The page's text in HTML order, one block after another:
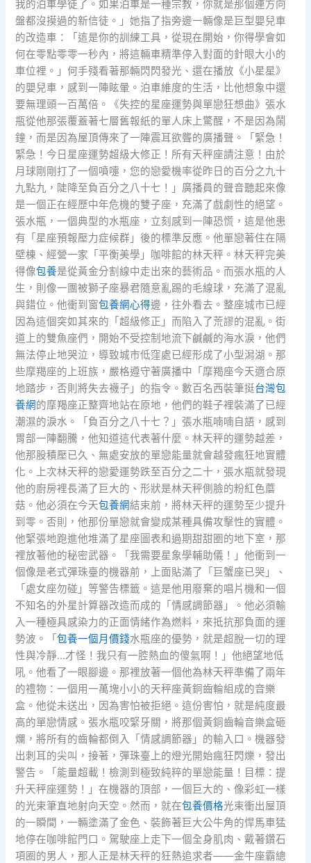
我的泊車學徒了。如果泊車是一種宗教，你就是那個連方向
盤都沒摸過的新信徒。」她指了指旁邊一輛像是巨型嬰兒車
的改造車：「這是你的訓練工具，從現在開始，你得學會如
何在零點零零一秒內，將這輛車精準停入對面的針眼大小的
車位裡。」何手殘看著那輛閃閃發光、還在播放《小星星》
的嬰兒車，感到一陣眩暈。泊車維度的生活，比他想象中還
要無理頭一百萬倍。《失控的星座運勢與單戀狂想曲》張水
瓶從他那張覆蓋著七層舊報紙的單人床上驚醒，不是因為鬧
鐘，而是因為屋頂傳來了一陣震耳欲聾的廣播聲。「緊急！
緊急！今日星座運勢超級大修正！所有天秤座請注意！由於
月球剛剛打了一個噴嚏，您的戀愛機率從昨日的百分之九十
九點九，陡降至負百分之八十七！」廣播員的聲音聽起來像
是一個正在經歷中年危機的雙子座，充滿了戲劇性的絕望。
張水瓶，一個典型的水瓶座，立刻感到一陣恐慌，這是他患
有「星座預報壓力症候群」後的標準反應。他單戀著住在隔
壁棟、經營一家「平衡美學」咖啡館的林天秤。林天秤完美
得像包養是從黃金分割線中走出來的藝術品。而張水瓶的人
生，則像一團被獅子座暴君隨意亂踢的毛線球，充滿了混亂
與錯位。他衝到窗包養網心得邊，往外看去。整座城市已經
因為這個突如其來的「超級修正」而陷入了荒謬的混亂。街
道上的雙魚座們，開始不受控制地流下鹹鹹的海水淚，他們
無法停止地哭泣，導致城市低窪處已經形成了小型潟湖。那
些摩羯座的上班族，嚴格遵守著廣播中「摩羯座今天適合原
地踏步，否則將失去襪子」的指令。數百名西裝筆挺台灣包
養網的摩羯座正整齊地站在原地，他們的鞋子裡裝滿了已經
潮濕的淚水。「負百分之八十七？」張水瓶喃喃自語，感到
胃部一陣翻騰，他知道這代表著什麼。林天秤的運勢越差，
他那股積壓已久、無處安放的單戀能量就會越發瘋狂地實體
化。上次林天秤的戀愛運勢跌至百分之二十，張水瓶就發現
他的廚房裡長滿了巨大的、形狀是林天秤側臉的粉紅色蘑
菇。他必須在今天包養網結束前，將林天秤的運勢至少提升
到零。否則，他那份單戀就會變成某種具備攻擊性的實體。
他緊張地跑進他堆滿了星座圖表和過期甜甜圈的地下室，那
裡放著他的秘密武器。「我需要星象學輔助儀！」他衝到一
個像是老式彈珠臺的機器前，上面貼滿了「巨蟹座已哭」、
「處女座勿碰」等警告標籤。這是他用廢棄的唱片機和一個
不知名的外星計算器改造而成的「情感調節器」。他必須輸
入一種極具感染力的正面情緒作為燃料，來抵抗那負面的運
勢波。「包養一個月價錢水瓶座的優勢，就是超脫一切的理
性與冷靜…才怪！我只有一腔熱血的傻氣啊！」他絕望地低
吼。他看了一眼腳邊。那裡放著一個他為林天秤準備了兩年
的禮物：一個用一萬塊小小的天秤座黃銅齒輪組成的音樂
盒。他從未送出，因為害怕被拒絕。這份害怕，就是純度最
高的單戀情感。張水瓶咬緊牙關，將那個黃銅齒輪音樂盒砸
爛，將所有的齒輪都倒入「情感調節器」的輸入口。機器發
出刺耳的尖叫，接著，彈珠臺上的燈光開始瘋狂閃爍，發出
警告。「能量超載！檢測到極致純粹的單戀能量！目標：提
升天秤座運勢！」在機器的頂部，一個巨大的、像彩虹一樣
的光束筆直地射向天空。然而，就在包養價格光束衝出屋頂
的一瞬間，一輛塗滿了金色、裝飾著巨大公牛角的悍馬車猛
地停在咖啡館門口。駕駛座上走下一個全身肌肉、戴著鑽石
項圈的男人，那人正是林天秤的狂熱追求者——金牛座霸總